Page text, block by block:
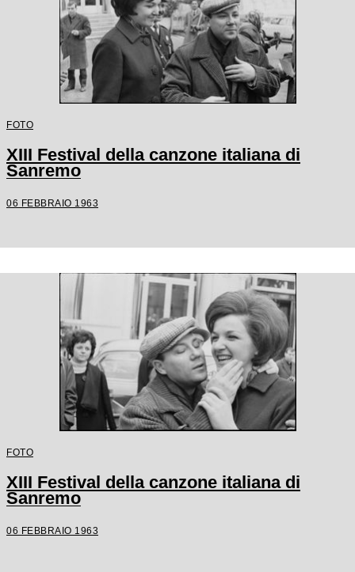
FOTO
XIII Festival della canzone italiana di
Sanremo
06 FEBBRAIO 1963
FOTO
XIII Festival della canzone italiana di
Sanremo
06 FEBBRAIO 1963